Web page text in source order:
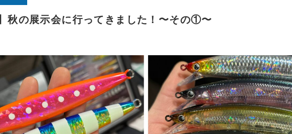
秋の展示会に行ってきました！〜その①〜